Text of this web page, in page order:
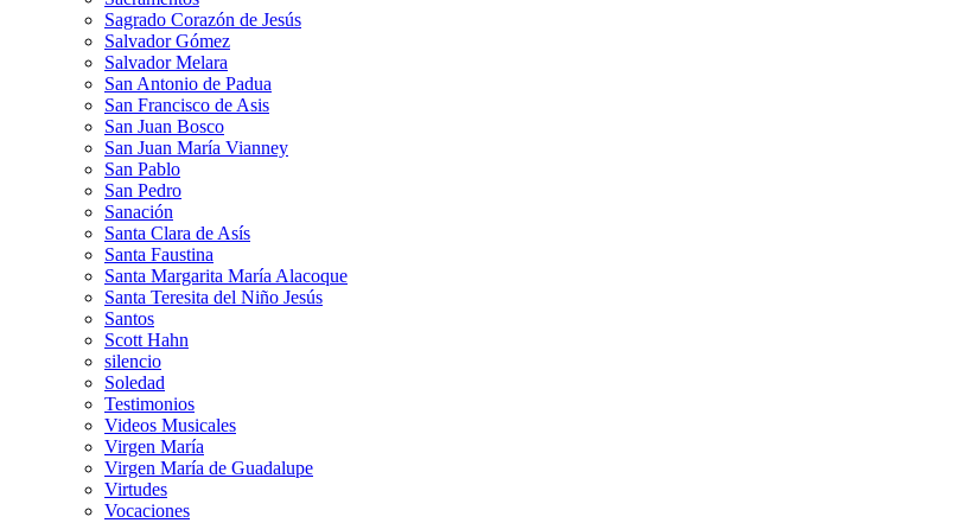
Sagrado Corazón de Jesús
Salvador Gómez
Salvador Melara
San Antonio de Padua
San Francisco de Asis
San Juan Bosco
San Juan María Vianney
San Pablo
San Pedro
Sanación
Santa Clara de Asís
Santa Faustina
Santa Margarita María Alacoque
Santa Teresita del Niño Jesús
Santos
Scott Hahn
silencio
Soledad
Testimonios
Videos Musicales
Virgen María
Virgen María de Guadalupe
Virtudes
Vocaciones